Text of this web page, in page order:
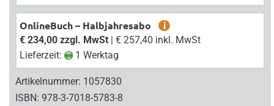
OnlineBuch – Halbjahresabo
i
€ 234,00 zzgl. MwSt
| € 257,40 inkl. MwSt
Lieferzeit:
1 Werktag
Artikelnummer: 1057830
ISBN: 978-3-7018-5783-8